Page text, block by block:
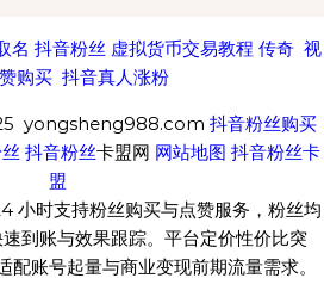
名 抖音粉丝 虚拟货币交易教程 传奇 视
购买 抖音真人涨粉
yongsheng988.com 抖音粉丝购买
抖音粉丝卡盟网 网站地图 抖音粉丝卡
盟
小时支持粉丝购买与点赞服务，粉丝均
到账与效果跟踪。平台定价性价比突
配账号起量与商业变现前期流量需求。